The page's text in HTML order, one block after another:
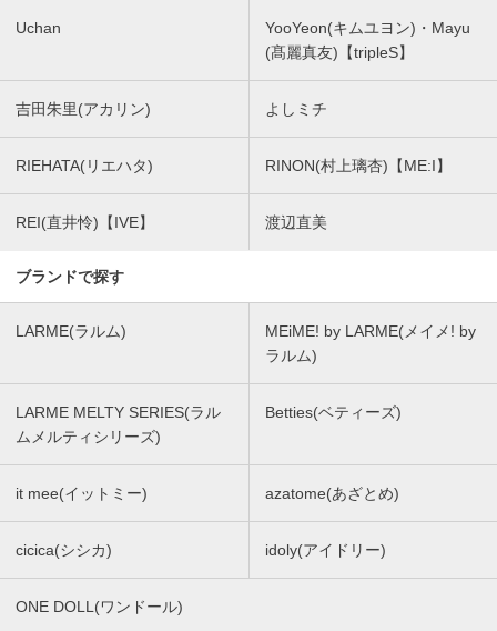
Uchan
YooYeon(キムユヨン)・Mayu
(髙麗真友)【tripleS】
吉田朱里(アカリン) よしミチ
RIEHATA(リエハタ) RINON(村上璃杏)【ME:I】
REI(直井怜)【IVE】 渡辺直美
ブランドで探す
LARME(ラルム)
MEiME! by LARME(メイメ! by
ラルム)
LARME MELTY SERIES(ラル
ムメルティシリーズ)
Betties(ベティーズ)
it mee(イットミー) azatome(あざとめ)
cicica(シシカ) idoly(アイドリー)
ONE DOLL(ワンドール)